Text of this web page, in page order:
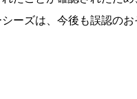
ーズは、今後も誤認の